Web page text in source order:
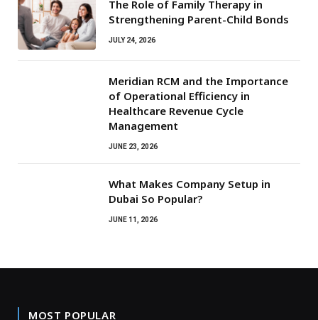
The Role of Family Therapy in
Strengthening Parent-Child Bonds
JULY 24, 2026
Meridian RCM and the Importance
of Operational Efficiency in
Healthcare Revenue Cycle
Management
JUNE 23, 2026
What Makes Company Setup in
Dubai So Popular?
JUNE 11, 2026
MOST POPULAR